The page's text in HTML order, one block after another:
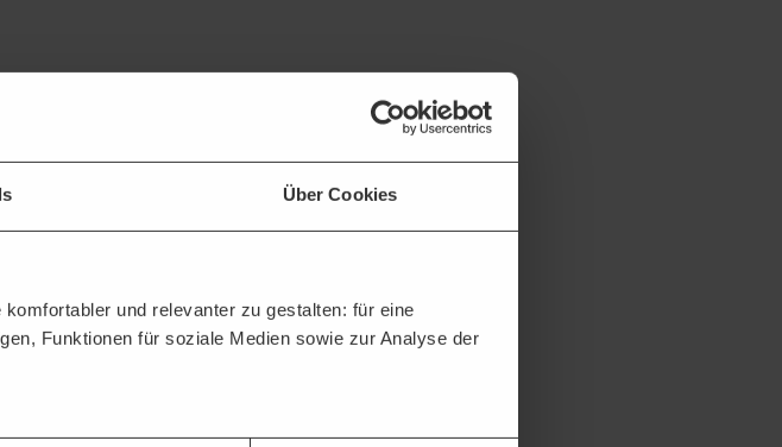
Über Cookies
und relevanter zu gestalten: für eine
Funktionen für soziale Medien sowie zur Analyse der
Ihr Unternehmen.